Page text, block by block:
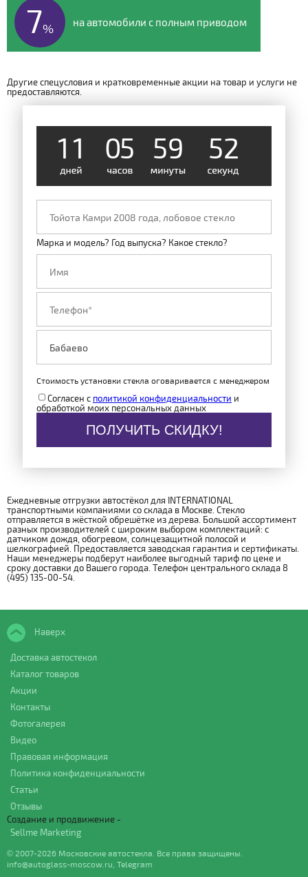
7% на автомобили с полным приводом
Другие спецусловия и кратковременные акции на товар и услуги не
предоставляются.
1 1 05 59 52
Марка и модель? Год выпуска? Какое стекло?
Стоимость установки стекла оговаривается с менеджером
Согласен с политикой конфиденциальности и
обработкой моих персональных данных
ПОЛУЧИТЬ СКИДКУ!
Ежедневные отгрузки автостёкол для INTERNATIONAL
транспортными компаниями со склада в Москве. Стекло
отправляется в жёсткой обрешётке из дерева. Большой ассортимент
разных производителей с широким выбором комплектаций: с
датчиком дождя, обогревом, солнцезащитной полосой и
шелкографией. Предоставляется заводская гарантия и сертификаты.
Наши менеджеры подберут наиболее выгодный тариф по цене и
сроку доставки до Вашего города. Телефон центрального склада 8
(495) 135-00-54.
Наверх
Доставка автостекол
Каталог товаров
Акции
Контакты
Фотогалерея
Видео
Правовая информация
Политика конфиденциальности
Статьи
Отзывы
Создание и продвижение -
Sellme Marketing
© 2007-2026 Московские автостекла. Все права защищены.
info@autoglass-moscow.ru Telegram